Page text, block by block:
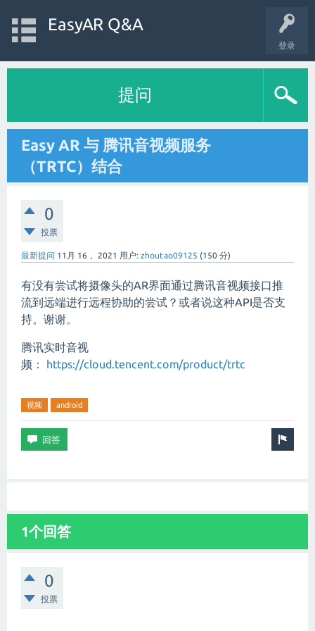
登录
EasyAR Q&A
提问
Easy AR 与 腾讯音视频服务
（TRTC）结合
0
投票
最新提问 11月 16， 2021 用户: zhoutao09125 (150 分)
有没有尝试将摄像头的AR界面通过腾讯音视频接口推
流到远端进行远程协助的尝试？或者说这种API是否支
持。谢谢。
腾讯实时音视
频： https://cloud.tencent.com/product/trtc
视频 android
1个回答
0
投票